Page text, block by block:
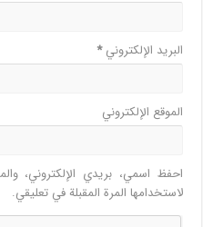
البريد الإلكتروني*
الموقع الإلكتروني
احفظ اسمي، بريدي الإلكتروني،
لاستخدامها المرة المقبلة في تعليقي.